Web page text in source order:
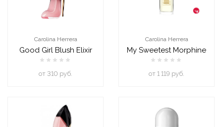
Carolina Herrera
Good Girl Blush Elixir
oт 310 руб.
Carolina Herrera
My Sweetest Morphine
oт 1 119 руб.